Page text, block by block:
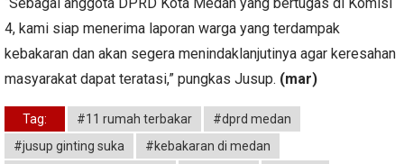
4, kami siap menerima laporan warga yang terdampak
kebakaran dan akan segera menindaklanjutinya agar keresahan
masyarakat dapat teratasi,” pungkas Jusup. (mar)
Tag: #11 rumah terbakar
#dprd medan
#jusup ginting suka
#kebakaran di medan